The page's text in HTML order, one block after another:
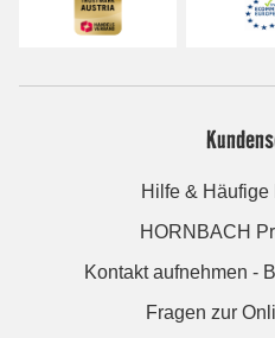
Hilfe & Häufige
HORNBACH
Kontakt aufnehmen -
Fragen zur